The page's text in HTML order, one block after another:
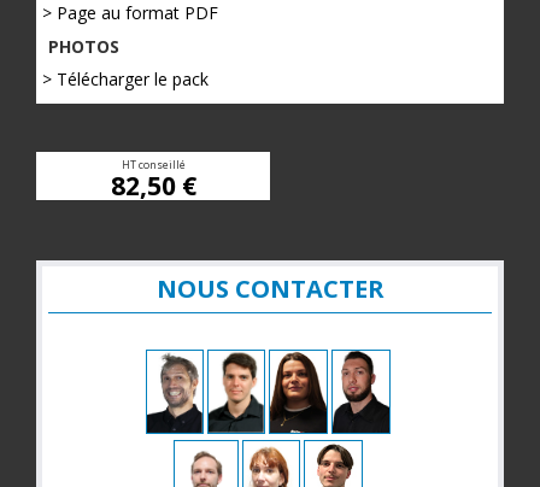
> Page au format PDF
PHOTOS
> Télécharger le pack
HT conseillé
82,50 €
NOUS CONTACTER